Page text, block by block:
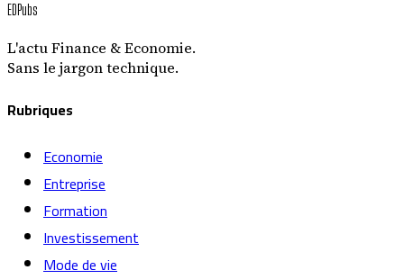
EDPubs
L'actu Finance & Economie.
Sans le jargon technique.
Rubriques
Economie
Entreprise
Formation
Investissement
Mode de vie